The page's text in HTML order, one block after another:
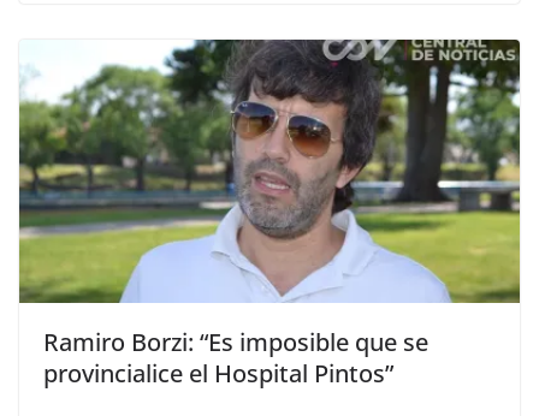
Ramiro Borzi: “Es imposible que se
provincialice el Hospital Pintos”